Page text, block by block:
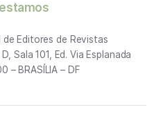
Editores de Revistas
Sala 101, Ed. Via Esplanada
– BRASÍLIA – DF